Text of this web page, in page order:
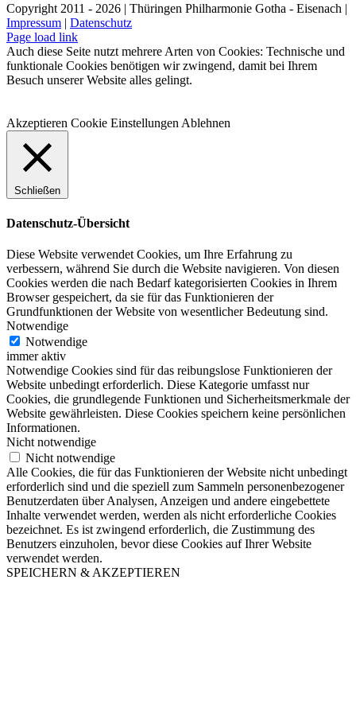
Facebook
X
LinkedIn
E-
Mail
Copyright 2011 - 2026 | Thüringen Philharmonie Gotha - Eisenach |
Impressum | Datenschutz
Facebook
Instagram
WhatsApp
YouTube
E-
Mail
Telefon
Page load link
Auch diese Seite nutzt mehrere Arten von Cookies: Technische und
funktionale Cookies benötigen wir zwingend, damit bei Ihrem
Besuch unserer Website alles gelingt.
Akzeptieren Cookie Einstellungen Ablehnen
Schließen
Datenschutz-Übersicht
Diese Website verwendet Cookies, um Ihre Erfahrung zu
verbessern, während Sie durch die Website navigieren. Von diesen
Cookies werden die nach Bedarf kategorisierten Cookies in Ihrem
Browser gespeichert, da sie für das Funktionieren der
Grundfunktionen der Website von wesentlicher Bedeutung sind.
Notwendige
Notwendige
immer aktiv
Notwendige Cookies sind für das reibungslose Funktionieren der
Website unbedingt erforderlich. Diese Kategorie umfasst nur
Cookies, die grundlegende Funktionen und Sicherheitsmerkmale der
Website gewährleisten. Diese Cookies speichern keine persönlichen
Informationen.
Nicht notwendige
Nicht notwendige
Alle Cookies, die für das Funktionieren der Website nicht unbedingt
erforderlich sind und die speziell zum Sammeln personenbezogener
Benutzerdaten über Analysen, Anzeigen und andere eingebettete
Inhalte verwendet werden, werden als nicht erforderliche Cookies
bezeichnet. Es ist zwingend erforderlich, die Zustimmung des
Benutzers einzuholen, bevor diese Cookies auf Ihrer Website
verwendet werden.
SPEICHERN & AKZEPTIEREN